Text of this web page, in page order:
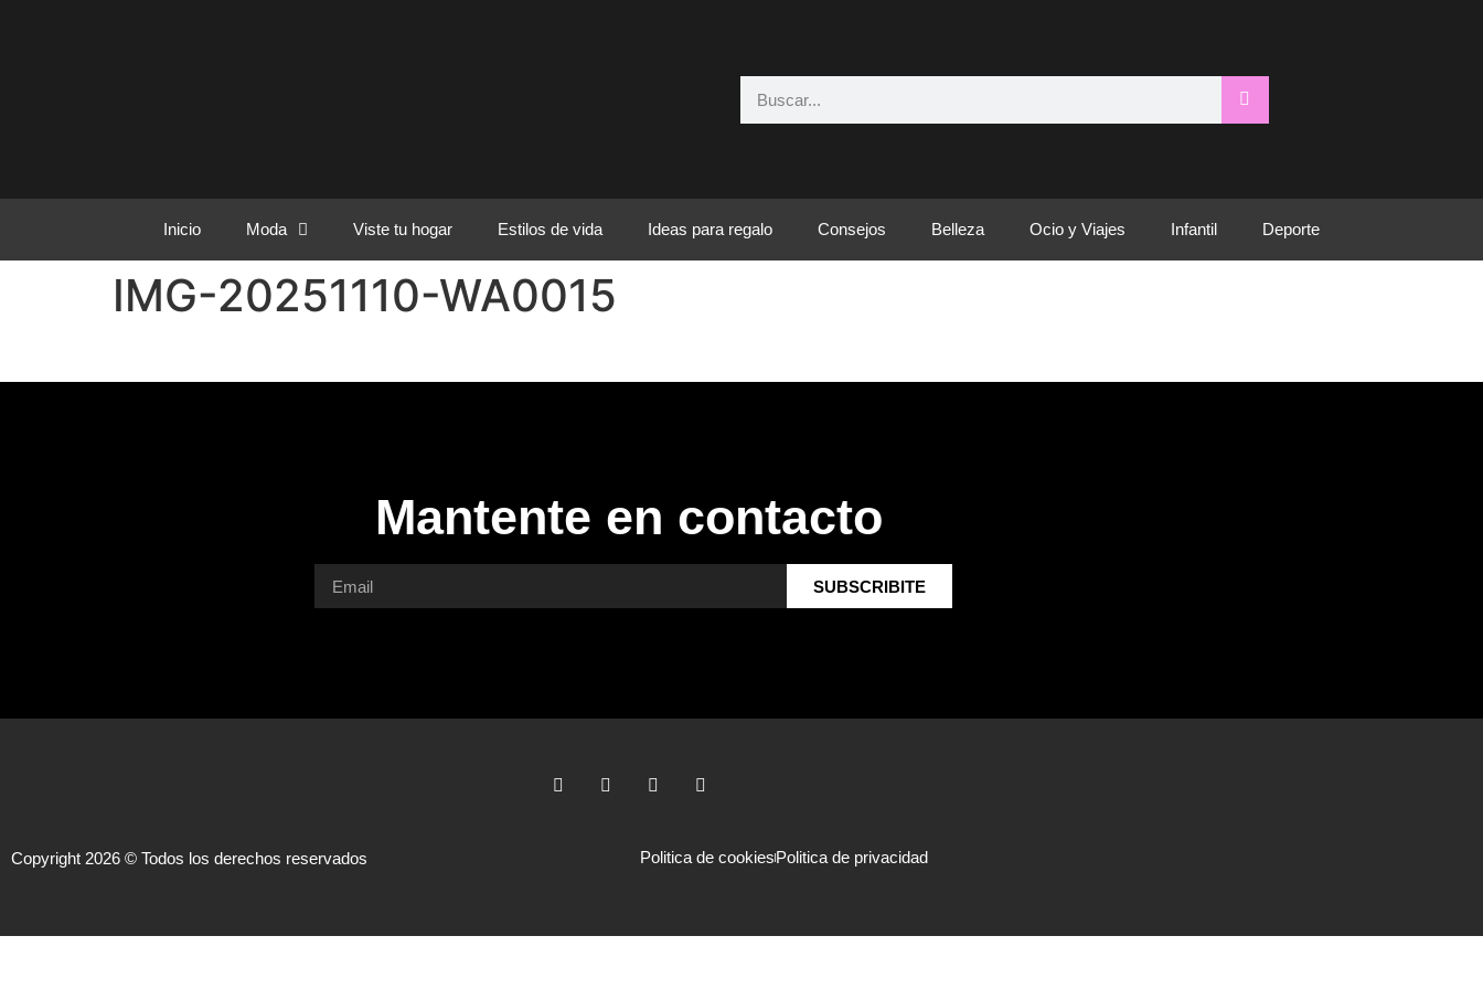
Inicio Moda Viste tu hogar Estilos de vida Ideas para regalo Consejos Belleza Ocio y Viajes Infantil Deporte
IMG-20251110-WA0015
Mantente en contacto
SUBSCRIBITE
Copyright 2026 © Todos los derechos reservados Politica de cookiesPolitica de privacidad